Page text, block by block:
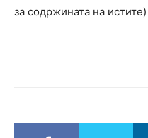
за содржината на истите)